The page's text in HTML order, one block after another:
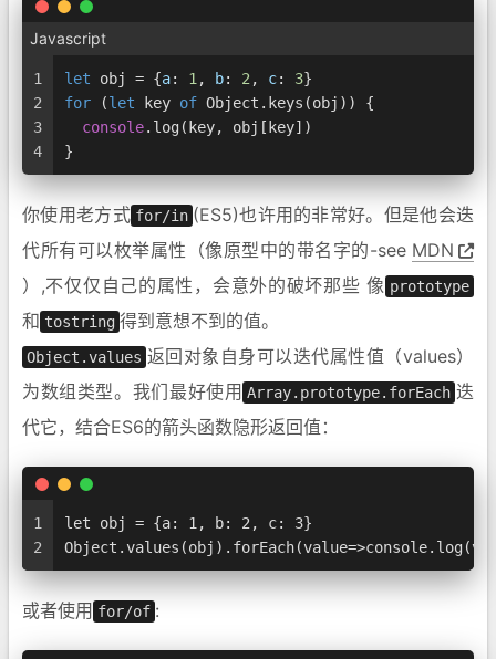
Javascript
1
2
3
4
let obj = {a: 1 , b: 2 , c: 3}
for (let key of Object . keys (obj)) {
console. log(key, obj[key])
}
你使用老方式 for/in (ES5)也许用的非常好。但是他会迭
代所有可以枚举属性（像原型中的带名字的-see MDN
）,不仅仅自己的属性，会意外的破坏那些 像 prototype
和 tostring 得到意想不到的值。
Object.values 返回对象自身可以迭代属性值（values）
为数组类型。我们最好使用 Array.prototype.forEach 迭
代它，结合ES6的箭头函数隐形返回值：
1
2
let obj = {a: 1, b: 2, c: 3}
或者使用 for/of :